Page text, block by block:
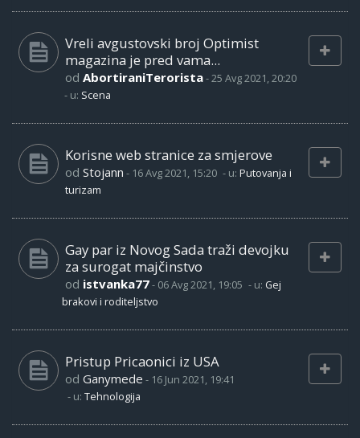
Vreli avgustovski broj Optimist
magazina je pred vama...
od AbortiraniTerorista-25 Avg 2021, 20:20
- u: Scena
Korisne web stranice za smjerove
od Stojann - 16 Avg 2021, 15:20 - u: Putovanja i
turizam
Gay par iz Novog Sada traži devojku
za surogat majčinstvo
od istvanka77- 06 Avg 2021, 19:05 - u: Gej
brakovi i roditeljstvo
Pristup Pricaonici iz USA
od Ganymede - 16 Jun 2021, 19:41
- u: Tehnologija